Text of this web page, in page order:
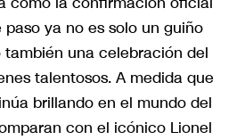
ya no es solo un guiño
también una celebración del
talentosos. A medida que
brillando en el mundo del
con el icónico Lionel